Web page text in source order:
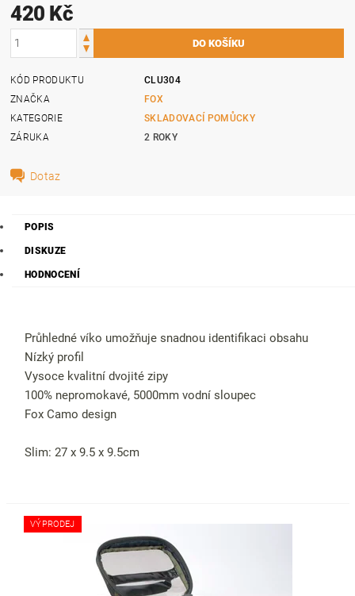
420 Kč
KÓD PRODUKTU
CLU304
ZNAČKA
FOX
KATEGORIE
SKLADOVACÍ POMŮCKY
ZÁRUKA
2 ROKY
Dotaz
POPIS
DISKUZE
HODNOCENÍ
Průhledné víko umožňuje snadnou identifikaci obsahu
Nízký profil
Vysoce kvalitní dvojité zipy
100% nepromokavé, 5000mm vodní sloupec
Fox Camo design
Slim: 27 x 9.5 x 9.5cm
VÝPRODEJ